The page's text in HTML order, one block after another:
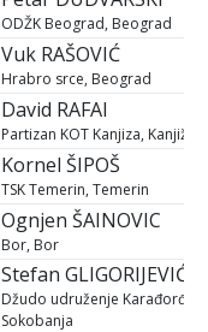
ODŽK Beograd, Beograd
Vuk RAŠOVIĆ
Hrabro srce, Beograd
David RAFAI
Partizan KOT Kanjiza, Kanjiža
Kornel ŠIPOŠ
TSK Temerin, Temerin
Ognjen ŠAINOVIC
Bor, Bor
Stefan GLIGORIJEVIĆ
Džudo udruženje
Sokobanja